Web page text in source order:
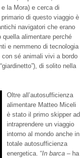
la Mora) e cerca di
di questo viaggio è
navigatori che erano
alimentare perché
e nemmeno di tecnologia
sé animali vivi a bordo
di solito nella
Oltre all’autosufficienza
alimentare Matteo Miceli
è stato il primo skipper ad
intraprendere un viaggio
intorno al mondo anche in
totale autosufficienza
energetica. “In barca – ha